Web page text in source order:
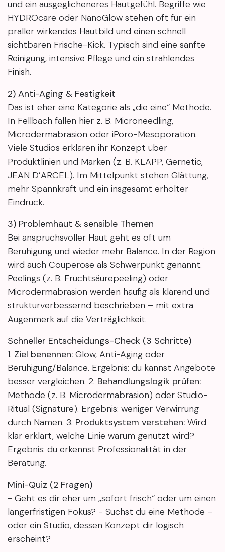
und ein ausgeglicheneres Hautgefühl. Begriffe wie
HYDROcare oder NanoGlow stehen oft für ein
praller wirkendes Hautbild und einen schnell
sichtbaren Frische-Kick. Typisch sind eine sanfte
Reinigung, intensive Pflege und ein strahlendes
Finish.
2) Anti-Aging & Festigkeit
Das ist eher eine Kategorie als „die eine“ Methode.
In Fellbach fallen hier z. B. Microneedling,
Microdermabrasion oder iPoro-Mesoporation.
Viele Studios erklären ihr Konzept über
Produktlinien und Marken (z. B. KLAPP, Gernetic,
JEAN D’ARCEL). Im Mittelpunkt stehen Glättung,
mehr Spannkraft und ein insgesamt erholter
Eindruck.
3) Problemhaut & sensible Themen
Bei anspruchsvoller Haut geht es oft um
Beruhigung und wieder mehr Balance. In der Region
wird auch Couperose als Schwerpunkt genannt.
Peelings (z. B. Fruchtsäurepeeling) oder
Microdermabrasion werden häufig als klärend und
strukturverbessernd beschrieben – mit extra
Augenmerk auf die Verträglichkeit.
Schneller Entscheidungs-Check (3 Schritte)
1. Ziel benennen: Glow, Anti-Aging oder
Beruhigung/Balance. Ergebnis: du kannst Angebote
besser vergleichen. 2. Behandlungslogik prüfen:
Methode (z. B. Microdermabrasion) oder Studio-
Ritual (Signature). Ergebnis: weniger Verwirrung
durch Namen. 3. Produktsystem verstehen: Wird
klar erklärt, welche Linie warum genutzt wird?
Ergebnis: du erkennst Professionalität in der
Beratung.
Mini-Quiz (2 Fragen)
- Geht es dir eher um „sofort frisch“ oder um einen
längerfristigen Fokus? - Suchst du eine Methode –
oder ein Studio, dessen Konzept dir logisch
erscheint?